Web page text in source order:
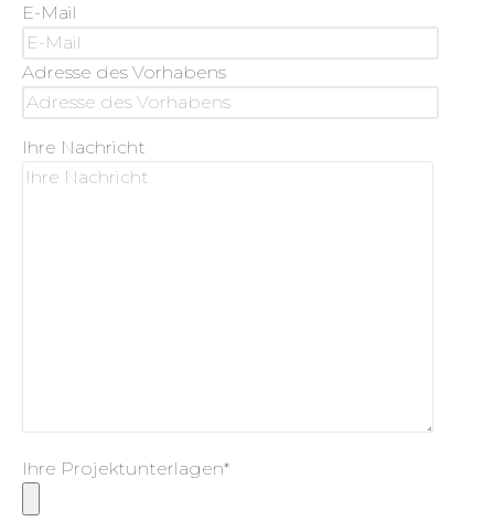
E-Mail
Adresse des Vorhabens
Ihre Nachricht
Ihre Projektunterlagen*